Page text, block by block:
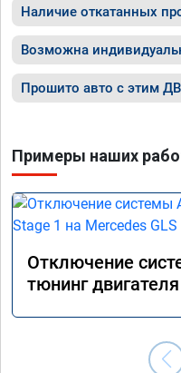
Наличие откатанных
Возможна
Прошито авто с этим
Примеры наших
Отключение
тюнинг